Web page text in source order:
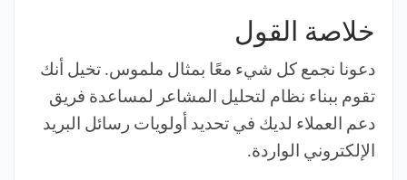
خلاصة القول
دعونا نجمع كل شيء معًا بمثال ملموس. تخيل أنك
تقوم ببناء نظام لتحليل المشاعر لمساعدة فريق
دعم العملاء لديك في تحديد أولويات رسائل البريد
الإلكتروني الواردة.